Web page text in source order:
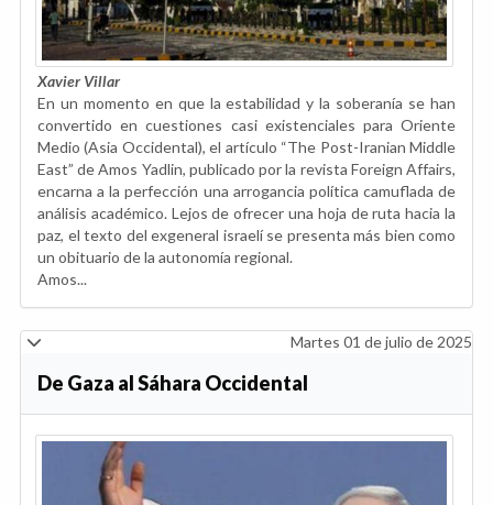
Xavier Villar
En un momento en que la estabilidad y la soberanía se han
convertido en cuestiones casi existenciales para Oriente
Medio (Asia Occidental), el artículo “The Post-Iranian Middle
East” de Amos Yadlin, publicado por la revista Foreign Affairs,
encarna a la perfección una arrogancia política camuflada de
análisis académico. Lejos de ofrecer una hoja de ruta hacia la
paz, el texto del exgeneral israelí se presenta más bien como
un obituario de la autonomía regional.
Amos...
Martes 01 de julio de 2025
De Gaza al Sáhara Occidental